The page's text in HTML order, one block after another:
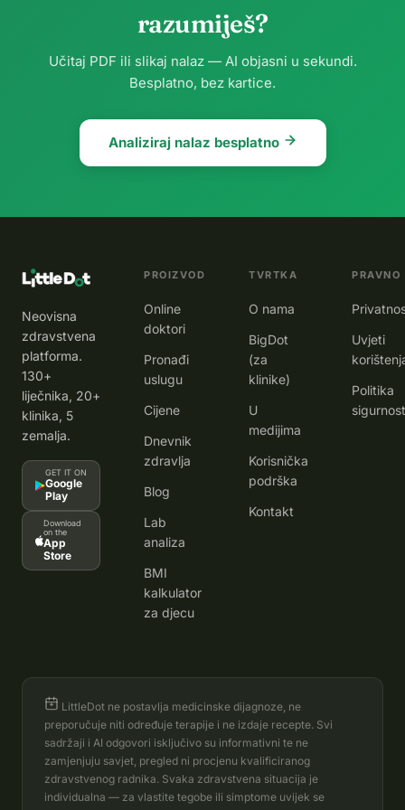
vesela i
Travocort?
Hoće li to
pomoći? U
prvom
pro
bude mu
razumiješ?
Učitaj PDF ili slikaj nalaz — AI objasni u sekundi.
Besplatno, bez kartice.
Analiziraj nalaz besplatno
Neovisna
zdravstvena
platforma.
130+
liječnika, 20+
klinika, 5
zemalja.
GET IT ON
Google
Play
Download
on the
App
Store
PROIZVOD
Online
doktori
Pronađi
uslugu
Cijene
Dnevnik
zdravlja
Blog
Lab
analiza
BMI
kalkulator
za djecu
TVRTKA
O nama
BigDot
(za
klinike)
U
medijima
Korisnička
podrška
Kontakt
PRAVNO
Uvjeti
Politika
LittleDot ne postavlja medicinske dijagnoze, ne
preporučuje niti određuje terapije i ne izdaje recepte. Svi
sadržaji i AI odgovori isključivo su informativni te ne
zamjenjuju savjet, pregled ni procjenu kvalificiranog
zdravstvenog radnika. Svaka zdravstvena situacija je
individualna — za vlastite tegobe ili simptome uvijek se